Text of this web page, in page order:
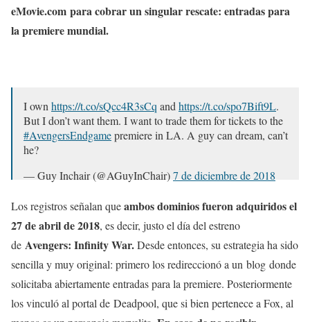
eMovie.com para cobrar un singular rescate: entradas para
la premiere mundial.
I own https://t.co/sQcc4R3sCq and https://t.co/spo7Bift9L.
But I don’t want them. I want to trade them for tickets to the
#AvengersEndgamepremiere in LA. A guy can dream, can’t
he?
— Guy Inchair (@AGuyInChair)7 de diciembre de 2018
Los registros señalan queambos dominios fueron adquiridos el
27 de abril de 2018, es decir, justo el día del estreno
de Avengers: Infinity War.Desde entonces, su estrategia ha sido
sencilla y muy original: primero los redireccionó a un blog donde
solicitaba abiertamente entradas para la premiere. Posteriormente
los vinculó al portal de Deadpool, que si bien pertenece a Fox, al